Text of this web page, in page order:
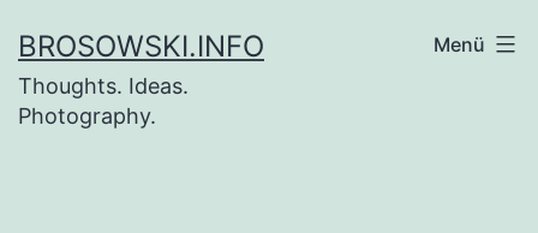
Inhalt
springen
BROSOWSKI.INFO
Thoughts. Ideas.
Photography.
Menü